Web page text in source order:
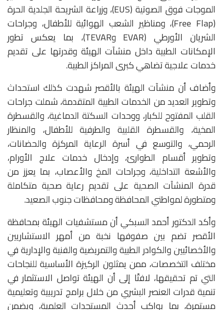
الموجات فوق الصوتية (EUS)، وزراعة الشريحة الجلدية الحرة
(Free Flap)، ومناظير الشعب الهوائية للأطفال، وجراحات
الشريان الأورطي (EVAR وTEVAR)، بما يعكس تطور
الإمكانات الطبية داخل منشآت الهيئة وقدرتها على تقديم
خدمات علاجية تضاهي كبرى المراكز الطبية.
وأضاف أن منشآت الهيئة بالأقصر شهدت كذلك استحداث
وتطوير العديد من الخدمات الطبية المتقدمة، شملت جراحات
القلب المفتوح للكبار، ووحدات السكتة الدماغية، والقسطرة
المخية، والقسطرة القلبية والطرفية للأطفال، والمنظار
الرحمي، والتوسع في أسرة الرعاية المركزة والحضانات،
وتطوير أقسام الطوارئ، وإدخال خدمات علاج الأورام،
والأشعة التداخلية، وجراحات المخ والأعصاب، بما يعزز من
قدرة المنشآت الصحية على تقديم رعاية صحية متكاملة
ومتطورة لمواطني المحافظة ومحافظات جنوب الصعيد.
وأكد الدكتور أحمد السبكي أن مستشفيات الهيئة بمحافظة
الأقصر تضم بين صفوفها نخبة من أمهر الاستشاريين
والأخصائيين والكوادر الطبية والتمريضية والفنية والإدارية في
مختلف التخصصات، ممن يمثلون الركيزة الأساسية للنجاحات
التي تم تحقيقها، لافتًا إلى أن الهيئة تواصل الاستثمار في
تنمية قدرات العنصر البشري من خلال برامج تدريبية وتعليمية
مستمرة، بما يواكب أحدث المستجدات العلمية، ويضمن